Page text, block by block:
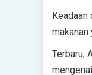
Keadaan
Terbaru,